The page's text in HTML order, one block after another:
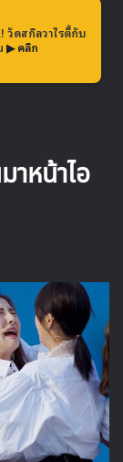
ซองซานอิลชุลบง
นชาย และ คิม
กียว
วัดสกิลวาไรตี้กับ
▶ คลิก